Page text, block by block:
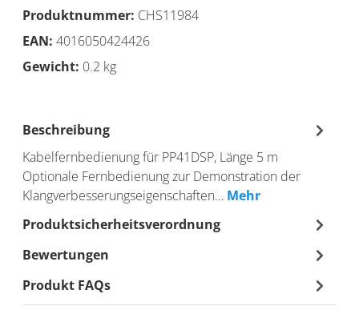
Produktnummer: CHS11984
EAN: 4016050424426
Gewicht: 0.2 kg
Beschreibung
Kabelfernbedienung für PP41DSP, Länge 5 m
Optionale Fernbedienung zur Demonstration der
Klangverbesserungseigenschaften… Mehr
Produktsicherheitsverordnung
Bewertungen
Produkt FAQs